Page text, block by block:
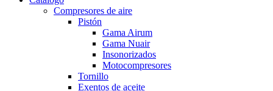
Compresores de aire
Pistón
Gama Airum
Gama Nuair
Insonorizados
Motocompresores
Tornillo
Exentos de aceite